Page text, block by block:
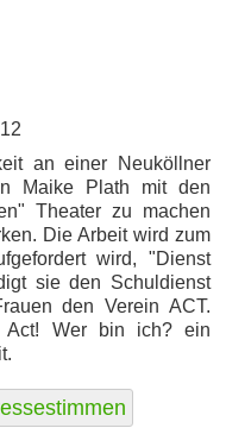
an einer Neuköllner
Maike Plath mit den
Theater zu machen
Die Arbeit wird zum
wird, "Dienst
sie den Schuldienst
den Verein ACT.
Act! Wer bin ich? ein